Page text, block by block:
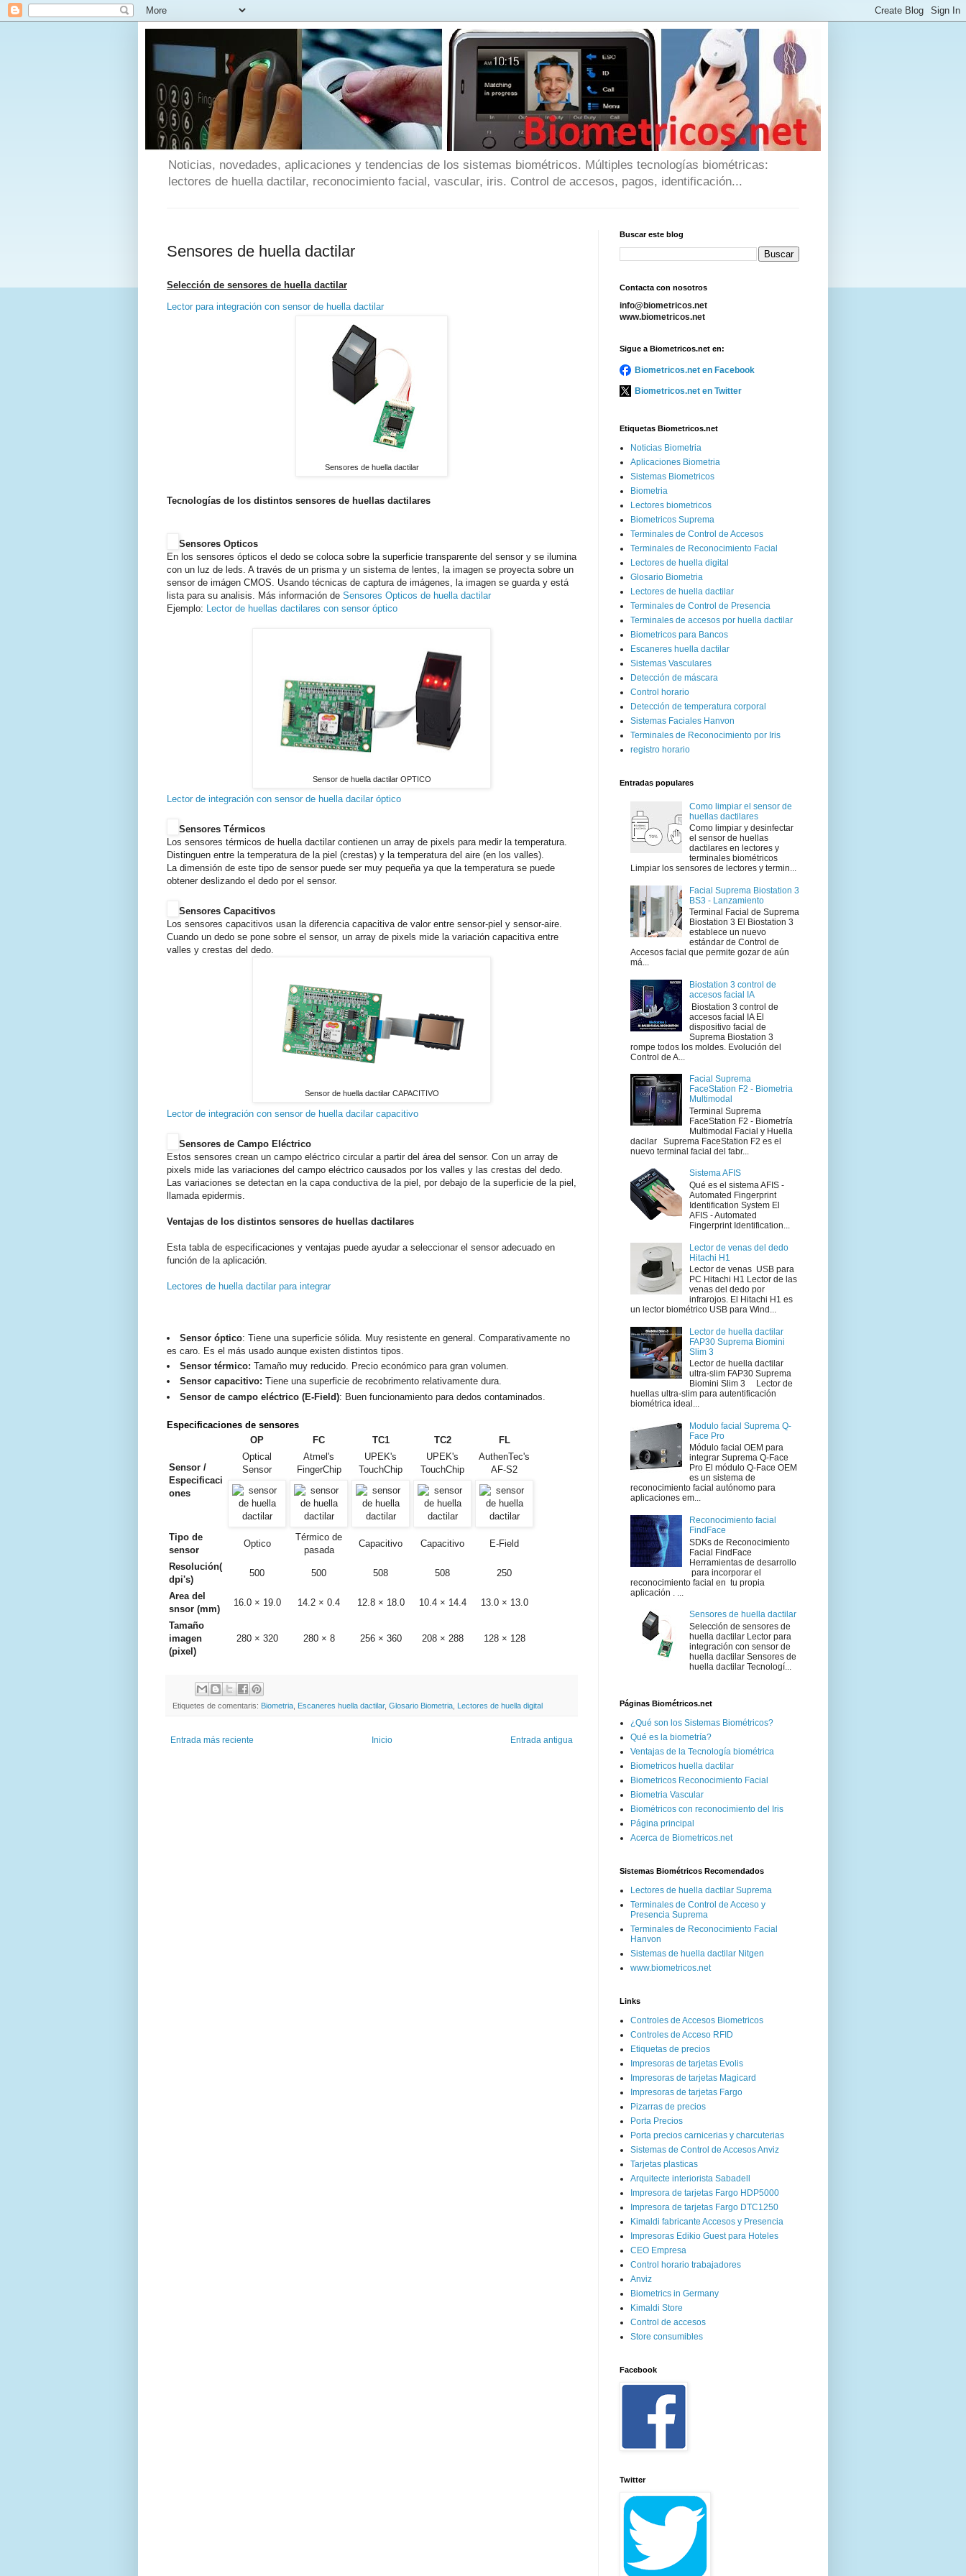
Noticias, novedades, aplicaciones y tendencias de los sistemas biométricos. Múltiples tecnologías biométricas:
lectores de huella dactilar, reconocimiento facial, vascular, iris. Control de accesos, pagos, identificación...
Sensores de huella dactilar
Selección de sensores de huella dactilar
Lector para integración con sensor de huella dactilar
Sensores de huella dactilar
Tecnologías de los distintos sensores de huellas dactilares
Sensores Opticos
En los sensores ópticos el dedo se coloca sobre la superficie transparente del sensor y se ilumina
con un luz de leds. A través de un prisma y un sistema de lentes, la imagen se proyecta sobre un
sensor de imágen CMOS. Usando técnicas de captura de imágenes, la imagen se guarda y está
lista para su analisis. Más información de Sensores Opticos de huella dactilar
Ejemplo: Lector de huellas dactilares con sensor óptico
Sensor de huella dactilar OPTICO
Lector de integración con sensor de huella dacilar óptico
Sensores Térmicos
Los sensores térmicos de huella dactilar contienen un array de pixels para medir la temperatura.
Distinguen entre la temperatura de la piel (crestas) y la temperatura del aire (en los valles).
La dimensión de este tipo de sensor puede ser muy pequeña ya que la temperatura se puede
obtener deslizando el dedo por el sensor.
Sensores Capacitivos
Los sensores capacitivos usan la diferencia capacitiva de valor entre sensor-piel y sensor-aire.
Cuando un dedo se pone sobre el sensor, un array de pixels mide la variación capacitiva entre
valles y crestas del dedo.
Sensor de huella dactilar CAPACITIVO
Lector de integración con sensor de huella dacilar capacitivo
Sensores de Campo Eléctrico
Estos sensores crean un campo eléctrico circular a partir del área del sensor. Con un array de
pixels mide las variaciones del campo eléctrico causados por los valles y las crestas del dedo.
Las variaciones se detectan en la capa conductiva de la piel, por debajo de la superficie de la piel,
llamada epidermis.
Ventajas de los distintos sensores de huellas dactilares
Esta tabla de especificaciones y ventajas puede ayudar a seleccionar el sensor adecuado en
función de la aplicación.
Lectores de huella dactilar para integrar
Sensor óptico: Tiene una superficie sólida. Muy resistente en general. Comparativamente no
es caro. Es el más usado aunque existen distintos tipos.
Sensor térmico: Tamaño muy reducido. Precio económico para gran volumen.
Sensor capacitivo: Tiene una superficie de recobrimento relativamente dura.
Sensor de campo eléctrico (E-Field): Buen funcionamiento para dedos contaminados.
Especificaciones de sensores
Sensor /
Especificaci
ones
OP FC TC1 TC2
FL
Optical
Sensor
Atmel's
FingerChip
UPEK's
TouchChip
UPEK's
TouchChip
AuthenTec's
AF-S2
Tipo de
sensor
Optico
Térmico de
pasada
Capacitivo Capacitivo E-Field
Resolución(
dpi's)
500 500 508 508 250
Area del
snsor (mm)
16.0 × 19.0 14.2 × 0.4 12.8 × 18.0 10.4 × 14.4 13.0 × 13.0
Tamaño
imagen
(pixel)
280 × 320 280 × 8 256 × 360 208 × 288 128 × 128
Etiquetes de comentaris: Biometria, Escaneres huella dactilar, Glosario Biometria, Lectores de huella digital
Entrada más reciente Entrada antigua
Inicio
Buscar este blog
Contacta con nosotros
info@biometricos.net
www.biometricos.net
Sigue a Biometricos.net en:
Biometricos.net en Facebook
Biometricos.net en Twitter
Etiquetas Biometricos.net
Noticias Biometria
Aplicaciones Biometria
Sistemas Biometricos
Biometria
Lectores biometricos
Biometricos Suprema
Terminales de Control de Accesos
Terminales de Reconocimiento Facial
Lectores de huella digital
Glosario Biometria
Lectores de huella dactilar
Terminales de Control de Presencia
Terminales de accesos por huella dactilar
Biometricos para Bancos
Escaneres huella dactilar
Sistemas Vasculares
Detección de máscara
Control horario
Detección de temperatura corporal
Sistemas Faciales Hanvon
Terminales de Reconocimiento por Iris
registro horario
Entradas populares
Como limpiar el sensor de
huellas dactilares
Como limpiar y desinfectar
el sensor de huellas
dactilares en lectores y
terminales biométricos
Limpiar los sensores de lectores y termin...
Facial Suprema Biostation 3
BS3 - Lanzamiento
Terminal Facial de Suprema
Biostation 3 El Biostation 3
establece un nuevo
estándar de Control de
Accesos facial que permite gozar de aún
má...
Biostation 3 control de
accesos facial IA
Biostation 3 control de
accesos facial IA El
dispositivo facial de
Suprema Biostation 3
rompe todos los moldes. Evolución del
Control de A...
Facial Suprema
FaceStation F2 - Biometria
Multimodal
Terminal Suprema
FaceStation F2 - Biometría
Multimodal Facial y Huella
dacilar Suprema FaceStation F2 es el
nuevo terminal facial del fabr...
Sistema AFIS
Qué es el sistema AFIS -
Automated Fingerprint
Identification System El
AFIS - Automated
Fingerprint Identification...
Lector de venas del dedo
Hitachi H1
Lector de venas USB para
PC Hitachi H1 Lector de las
venas del dedo por
infrarojos. El Hitachi H1 es
un lector biométrico USB para Wind...
Lector de huella dactilar
FAP30 Suprema Biomini
Slim 3
Lector de huella dactilar
ultra-slim FAP30 Suprema
Biomini Slim 3 Lector de
huellas ultra-slim para autentificación
biométrica ideal...
Modulo facial Suprema Q-
Face Pro
Módulo facial OEM para
integrar Suprema Q-Face
Pro El módulo Q-Face OEM
es un sistema de
reconocimiento facial autónomo para
aplicaciones em...
Reconocimiento facial
FindFace
SDKs de Reconocimiento
Facial FindFace
Herramientas de desarrollo
para incorporar el
reconocimiento facial en tu propia
aplicación . ...
Sensores de huella dactilar
Selección de sensores de
huella dactilar Lector para
integración con sensor de
huella dactilar Sensores de
huella dactilar Tecnologí...
Páginas Biométricos.net
¿Qué son los Sistemas Biométricos?
Qué es la biometría?
Ventajas de la Tecnología biométrica
Biometricos huella dactilar
Biometricos Reconocimiento Facial
Biometria Vascular
Biométricos con reconocimiento del Iris
Página principal
Acerca de Biometricos.net
Sistemas Biométricos Recomendados
Lectores de huella dactilar Suprema
Terminales de Control de Acceso y
Presencia Suprema
Terminales de Reconocimiento Facial
Hanvon
Sistemas de huella dactilar Nitgen
www.biometricos.net
Links
Controles de Accesos Biometricos
Controles de Acceso RFID
Etiquetas de precios
Impresoras de tarjetas Evolis
Impresoras de tarjetas Magicard
Impresoras de tarjetas Fargo
Pizarras de precios
Porta Precios
Porta precios carnicerias y charcuterias
Sistemas de Control de Accesos Anviz
Tarjetas plasticas
Arquitecte interiorista Sabadell
Impresora de tarjetas Fargo HDP5000
Impresora de tarjetas Fargo DTC1250
Kimaldi fabricante Accesos y Presencia
Impresoras Edikio Guest para Hoteles
CEO Empresa
Control horario trabajadores
Anviz
Biometrics in Germany
Kimaldi Store
Control de accesos
Store consumibles
Facebook
Twitter